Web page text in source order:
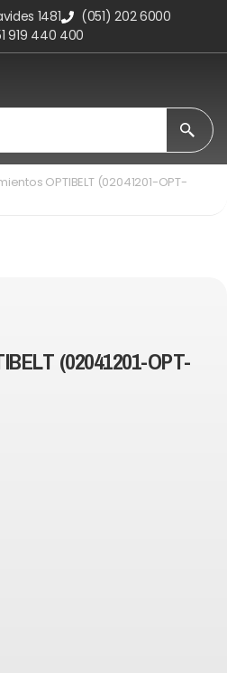
1481
(051) 202 6000
919 440 400
OPTIBELT (02041201-OPT-
(02041201-OPT-